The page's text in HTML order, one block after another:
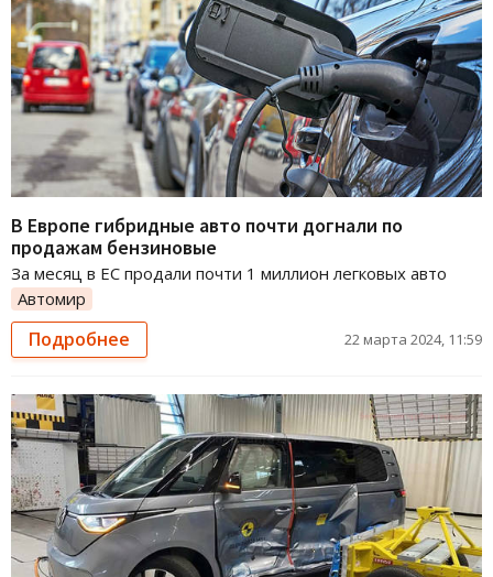
В Европе гибридные авто почти догнали по
продажам бензиновые
За месяц в ЕС продали почти 1 миллион легковых авто
Автомир
Подробнее 22 марта 2024, 11:59